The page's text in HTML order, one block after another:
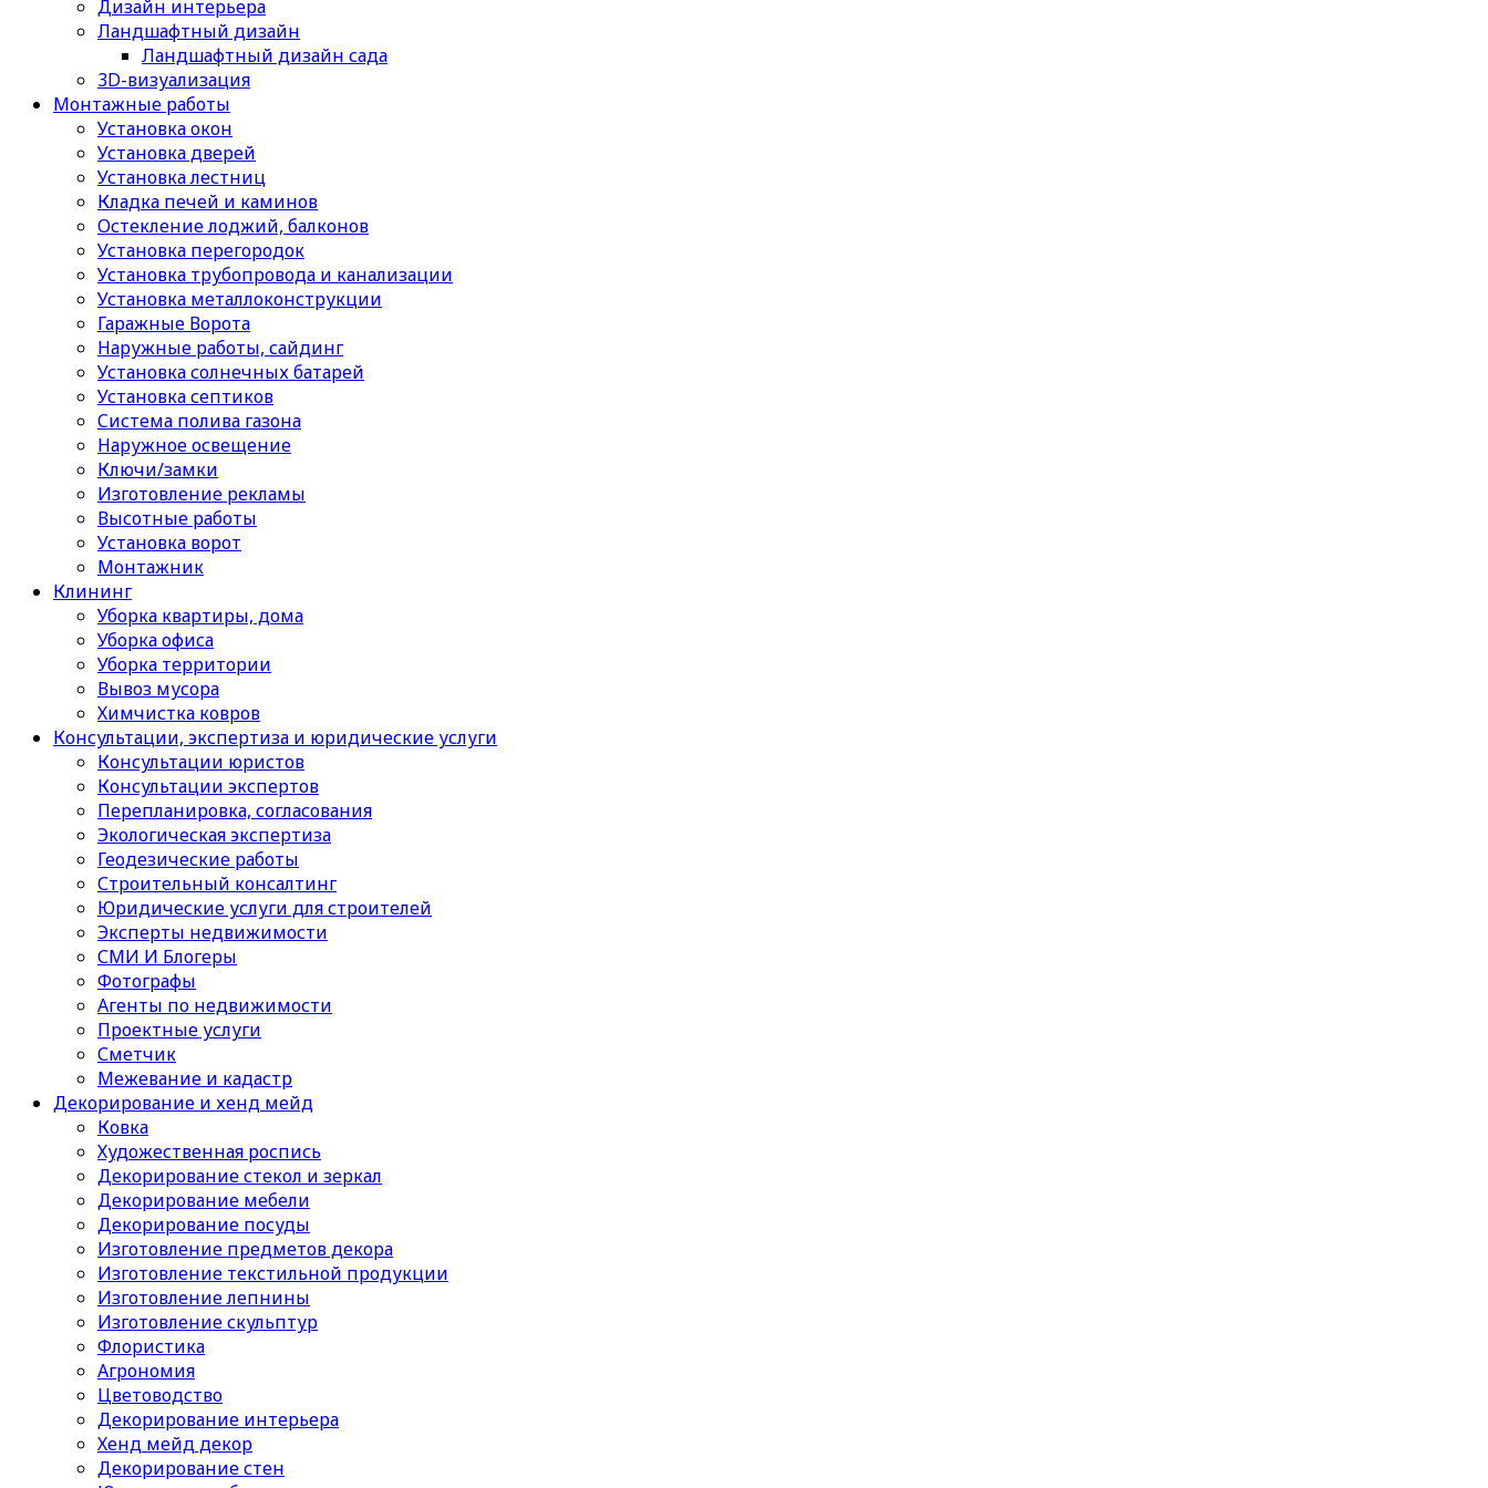
Дизайн интерьера
Ландшафтный дизайн
Ландшафтный дизайн сада
3D-визуализация
Монтажные работы
Установка окон
Установка дверей
Установка лестниц
Кладка печей и каминов
Остекление лоджий, балконов
Установка перегородок
Установка трубопровода и канализации
Установка металлоконструкции
Гаражные Ворота
Наружные работы, сайдинг
Установка солнечных батарей
Установка септиков
Cистема полива газона
Наружное освещение
Ключи/замки
Изготовление рекламы
Высотные работы
Установка ворот
Монтажник
Клининг
Уборка квартиры, дома
Уборка офиса
Уборка территории
Вывоз мусора
Химчистка ковров
Консультации, экспертиза и юридические услуги
Консультации юристов
Консультации экспертов
Перепланировка, согласования
Экологическая экспертиза
Геодезические работы
Строительный консалтинг
Юридические услуги для строителей
Эксперты недвижимости
СМИ И Блогеры
Фотографы
Агенты по недвижимости
Проектные услуги
Сметчик
Межевание и кадастр
Декорирование и хенд мейд
Ковка
Художественная роспись
Декорирование стекол и зеркал
Декорирование мебели
Декорирование посуды
Изготовление предметов декора
Изготовление текстильной продукции
Изготовление лепнины
Изготовление скульптур
Флористика
Агрономия
Цветоводство
Декорирование интерьера
Хенд мейд декор
Декорирование стен